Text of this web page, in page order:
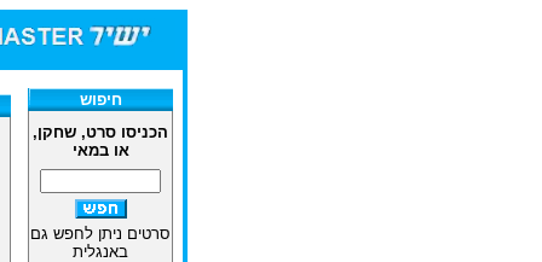
חיפוש
הכניסו סרט, שחקן,
או במאי
סרטים ניתן לחפש גם
באנגלית